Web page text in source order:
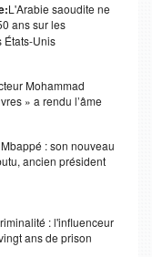
L'Arabie saoudite ne
ans sur les
Unis
Mohammad
» a rendu l’âme
: son nouveau
ancien président
: l'influenceur
ans de prison